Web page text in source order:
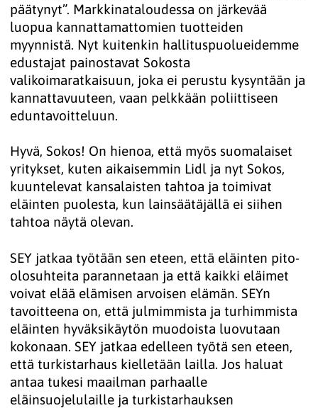
päätynyt”. Markkinataloudessa on järkevää
luopua kannattamattomien tuotteiden
myynnistä. Nyt kuitenkin hallituspuolueidemme
edustajat painostavat Sokosta
valikoimaratkaisuun, joka ei perustu kysyntään ja
kannattavuuteen, vaan pelkkään poliittiseen
eduntavoitteluun.
Hyvä, Sokos! On hienoa, että myös suomalaiset
yritykset, kuten aikaisemmin Lidl ja nyt Sokos,
kuuntelevat kansalaisten tahtoa ja toimivat
eläinten puolesta, kun lainsäätäjällä ei siihen
tahtoa näytä olevan.
SEY jatkaa työtään sen eteen, että eläinten pito-
olosuhteita parannetaan ja että kaikki eläimet
voivat elää elämisen arvoisen elämän. SEYn
tavoitteena on, että julmimmista ja turhimmista
eläinten hyväksikäytön muodoista luovutaan
kokonaan. SEY jatkaa edelleen työtä sen eteen,
että turkistarhaus kielletään lailla. Jos haluat
antaa tukesi maailman parhaalle
eläinsuojelulaille ja turkistarhauksen